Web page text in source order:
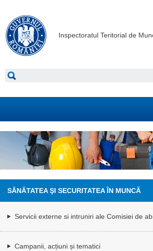
Inspectoratul Teritorial de
SĂNĂTATEA ŞI SECURITATEA ÎN MUNCĂ
Servicii externe si intruniri ale Comisiei de
Campanii, acțiuni și tematici